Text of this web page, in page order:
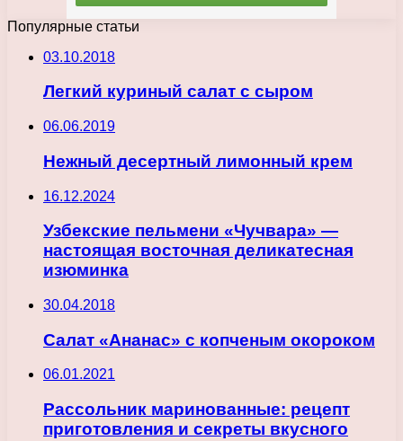
Популярные статьи
03.10.2018
Легкий куриный салат с сыром
06.06.2019
Нежный десертный лимонный крем
16.12.2024
Узбекские пельмени «Чучвара» —
настоящая восточная деликатесная
изюминка
30.04.2018
Салат «Ананас» с копченым окороком
06.01.2021
Рассольник маринованные: рецепт
приготовления и секреты вкусного